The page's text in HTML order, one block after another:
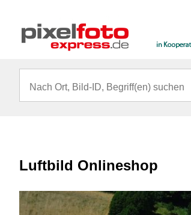
Luftbild Onlineshop